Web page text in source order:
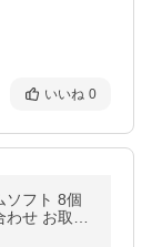
いいね 0
ソフト 8個
せ お取り
産品 おす